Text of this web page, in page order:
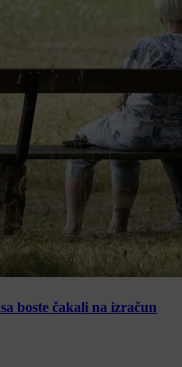
boste čakali na izračun